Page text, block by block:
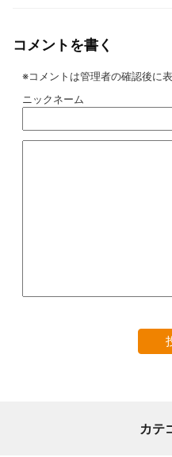
コメントを書く
※コメントは管理者の確認後に表
ニックネーム
カテ